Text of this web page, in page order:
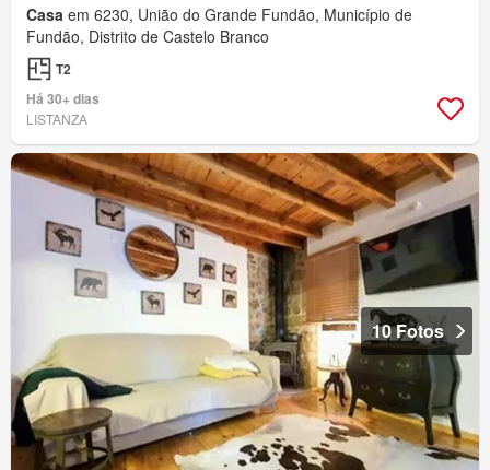
Casa em 6230, União do Grande Fundão, Município de
Fundão, Distrito de Castelo Branco
T2
Há 30+ dias
LISTANZA
10 Fotos